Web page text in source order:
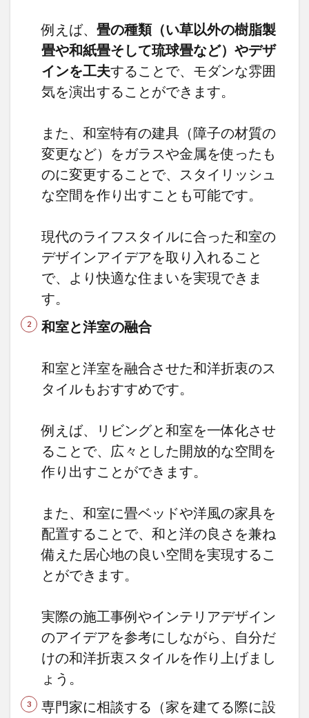
例えば、 畳の種類（い草以外の樹脂製
畳や和紙畳そして琉球畳など）やデザ
インを工夫することで、モダンな雰囲
気を演出することができます。
また、和室特有の建具（障子の材質の
変更など）をガラスや金属を使ったも
のに変更することで、スタイリッシュ
な空間を作り出すことも可能です。
現代のライフスタイルに合った和室の
デザインアイデアを取り入れること
で、より快適な住まいを実現できま
す。
和室と洋室の融合
和室と洋室を融合させた和洋折衷のス
タイルもおすすめです。
例えば、リビングと和室を一体化させ
ることで、広々とした開放的な空間を
作り出すことができます。
また、和室に畳ベッドや洋風の家具を
配置することで、和と洋の良さを兼ね
備えた居心地の良い空間を実現するこ
とができます。
実際の施工事例やインテリアデザイン
のアイデアを参考にしながら、自分だ
けの和洋折衷スタイルを作り上げまし
ょう。
専門家に相談する（家を建てる際に設